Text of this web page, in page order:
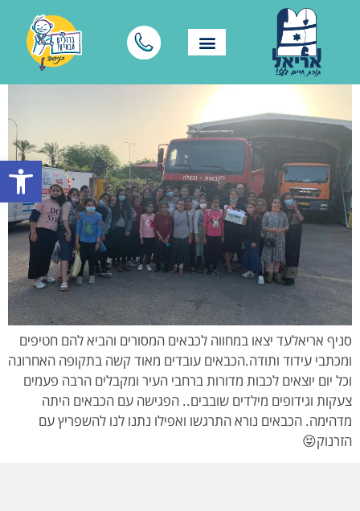
פתח
סניף אריאלעד יצאו במחווה לכבאים המסורים והביא להם חטיפים
ומכתבי עידוד ותודה.הכבאים עובדים מאוד קשה בתקופה האחרונה
וכל יום יוצאים לכבות מדורות ברחבי העיר ומקבלים הרבה פעמים
צעקות וגידופים מילדים שובבים.. הפגישה עם הכבאים היתה
מדהימה. הכבאים נורא התרגשו ואפילו נתנו לנו להשפריץ עם
הזרנוק😝